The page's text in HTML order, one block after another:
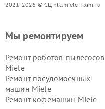
2021-2026 © СЦ nlc.miele-fixim.ru
Мы ремонтируем
Ремонт роботов-пылесосов
Miele
Ремонт посудомоечных
машин Miele
Ремонт кофемашин Miele